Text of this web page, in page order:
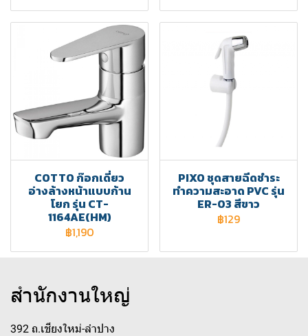
COTTO ก๊อกเดี่ยว
อ่างล้างหน้าแบบก้าน
โยก รุ่น CT-
1164AE(HM)
฿1,190
PIXO ชุดสายฉีดชำระ
ทำความสะอาด PVC รุ่น
ER-03 สีขาว
฿129
สำนักงานใหญ่
392 ถ.เชียงใหม่-ลำปาง